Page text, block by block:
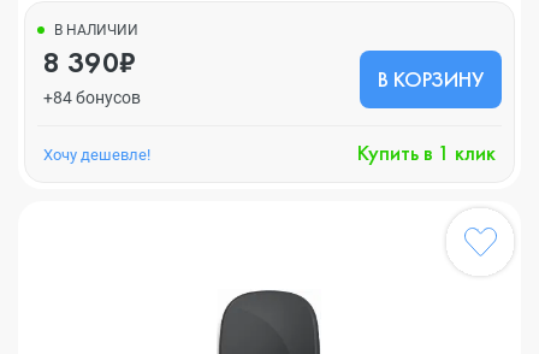
В НАЛИЧИИ
8 390₽
+84 бонусов
В КОРЗИНУ
Хочу дешевле! Купить в 1 клик